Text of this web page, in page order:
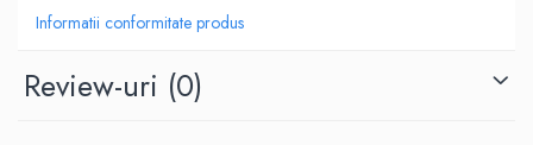
Informatii conformitate produs
Review-uri (0)